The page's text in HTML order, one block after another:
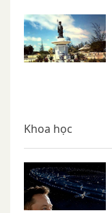
Khoa học